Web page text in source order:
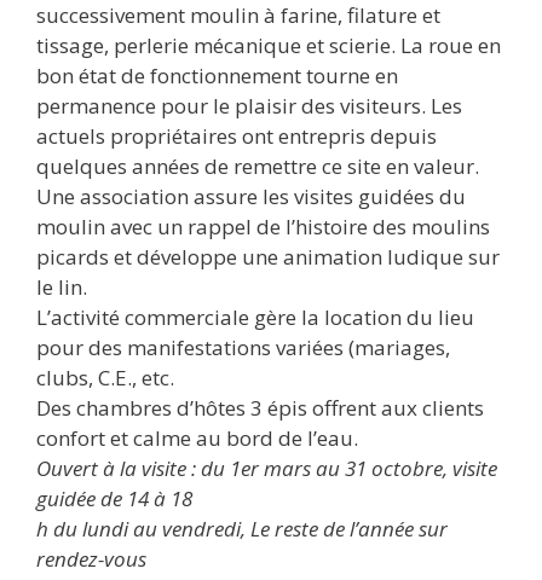
successivement moulin à farine, filature et
tissage, perlerie mécanique et scierie. La roue en
bon état de fonctionnement tourne en
permanence pour le plaisir des visiteurs. Les
actuels propriétaires ont entrepris depuis
quelques années de remettre ce site en valeur.
Une association assure les visites guidées du
moulin avec un rappel de l’histoire des moulins
picards et développe une animation ludique sur
le lin.
L’activité commerciale gère la location du lieu
pour des manifestations variées (mariages,
clubs, C.E., etc.
Des chambres d’hôtes 3 épis offrent aux clients
confort et calme au bord de l’eau.
Ouvert à la visite : du 1er mars au 31 octobre, visite
guidée de 14 à 18
h du lundi au vendredi, Le reste de l’année sur
rendez-vous